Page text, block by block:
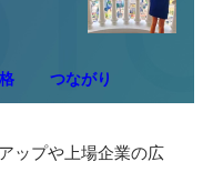
つながり
ップや上場企業の広